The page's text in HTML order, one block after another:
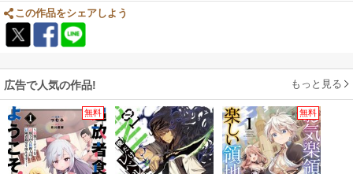
気がします。
男女共におすすめできる良作ですが、あえて気になる部分を言うなら、戦
闘シーンなど動きの描写が不得手なのかな～といったところですかね。
そういった意味では、敵とバチバチやり合う迫力のある展開を求めている
方には物足りないと感じるかと思います。終始淡々としていますからね。
【追記】マンガ大賞2021受賞おめでとうございます！納得の結果で大変嬉
しいです。
この作品をシェアしよう
広告で人気の作品! もっと見る
無料 無料